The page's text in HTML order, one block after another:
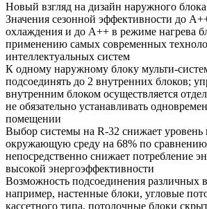
Новый взгляд на дизайн наружного блока
Значения сезонной эффективности до
охлаждения и до А++ в режиме нагрева
применению самых современных
интеллектуальных систем
К одному наружному блоку мульти-
подсоединять до 2 внутренних блоков;
внутренним блоком осуществляется
не обязательно устанавливать
помещении
Выбор системы на R-32 снижает уровень
окружающую среду на 68% по
непосредственно снижает потребление
высокой энергоэффективности
Возможность подсоединения различных
например, настенные блоки, угловые
кассетного типа, потолочные блоки